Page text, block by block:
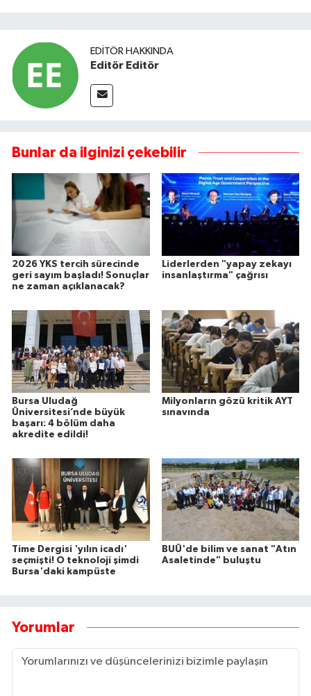
EDITÖR HAKKINDA
Editör Editör
Bunlar da ilginizi çekebilir
2026 YKS tercih sürecinde
geri sayım başladı! Sonuçlar
ne zaman açıklanacak?
Liderlerden "yapay zekayı
insanlaştırma" çağrısı
Bursa Uludağ
Üniversitesi’nde büyük
başarı: 4 bölüm daha
akredite edildi!
Milyonların gözü kritik AYT
sınavında
Time Dergisi 'yılın icadı'
seçmişti! O teknoloji şimdi
Bursa'daki kampüste
BUÜ'de bilim ve sanat "Atın
Asaletinde" buluştu
Yorumlar